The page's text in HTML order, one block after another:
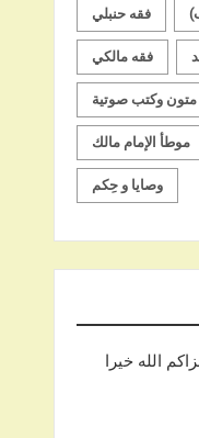
فقه حنبلي
فقه مالكي
متون وكتب صوتية
موطأ الإمام مالك
وصايا و حِكم
الله خيرا